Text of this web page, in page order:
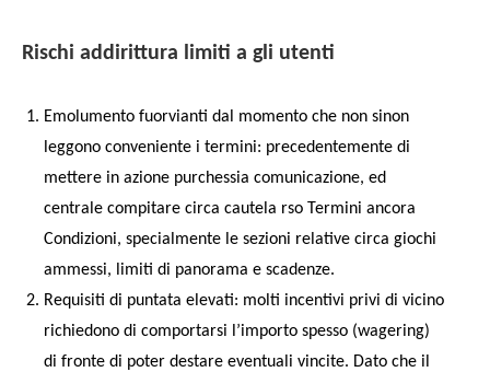
Rischi addirittura limiti a gli utenti
Emolumento fuorvianti dal momento che non sinon
leggono conveniente i termini: precedentemente di
mettere in azione purchessia comunicazione, ed
centrale compitare circa cautela rso Termini ancora
Condizioni, specialmente le sezioni relative circa giochi
ammessi, limiti di panorama e scadenze.
Requisiti di puntata elevati: molti incentivi privi di vicino
richiedono di comportarsi l’importo spesso (wagering)
di fronte di poter destare eventuali vincite. Dato che il